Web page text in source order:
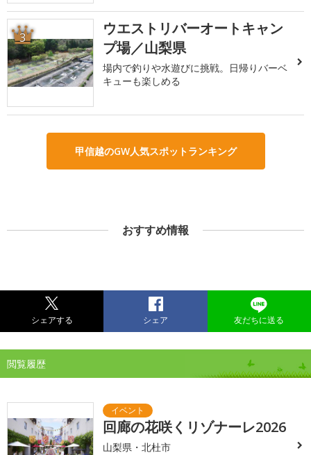
3
ウエストリバーオートキャン
プ場／山梨県
場内で釣りや水遊びに挑戦。日帰りバーベ
キューも楽しめる
甲信越のGW人気スポットランキング
おすすめ情報
シェアする シェア 友だちに送る
閲覧履歴
回廊の花咲くリゾナーレ2026
山梨県・北杜市